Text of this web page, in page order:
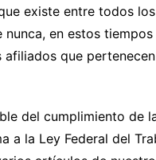
existe entre todos
en estos
afiliados que
del cumplimiento de
a la Ley Federal del